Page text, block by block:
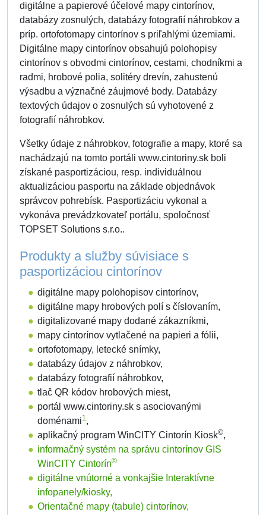
digitálne a papierové účelové mapy cintorínov,
databázy zosnulých, databázy fotografií náhrobkov a
príp. ortofotomapy cintorínov s priľahlými územiami.
Digitálne mapy cintorínov obsahujú polohopisy
cintorínov s obvodmi cintorínov, cestami, chodníkmi a
radmi, hrobové polia, solitéry drevín, zahustenú
výsadbu a význačné záujmové body. Databázy
textových údajov o zosnulých sú vyhotovené z
fotografií náhrobkov.
Všetky údaje z náhrobkov, fotografie a mapy, ktoré sa
nachádzajú na tomto portáli www.cintoriny.sk boli
získané pasportizáciou, resp. individuálnou
aktualizáciou pasportu na základe objednávok
správcov pohrebísk. Pasportizáciu vykonal a
vykonáva prevádzkovateľ portálu, spoločnosť
TOPSET Solutions s.r.o..
Produkty a služby súvisiace s
pasportizáciou cintorínov
digitálne mapy polohopisov cintorínov,
digitálne mapy hrobových polí s číslovaním,
digitalizované mapy dodané zákazníkmi,
mapy cintorínov vytlačené na papieri a fólii,
ortofotomapy, letecké snímky,
databázy údajov z náhrobkov,
databázy fotografií náhrobkov,
tlač QR kódov hrobových miest,
portál www.cintoriny.sk s asociovanými
doménami1,
aplikačný program WinCITY Cintorín Kiosk©,
informačný systém na správu cintorínov GIS
WinCITY Cintorín©
digitálne vnútorné a vonkajšie Interaktívne
infopanely/kiosky,
Orientačné mapy (tabule) cintorínov,